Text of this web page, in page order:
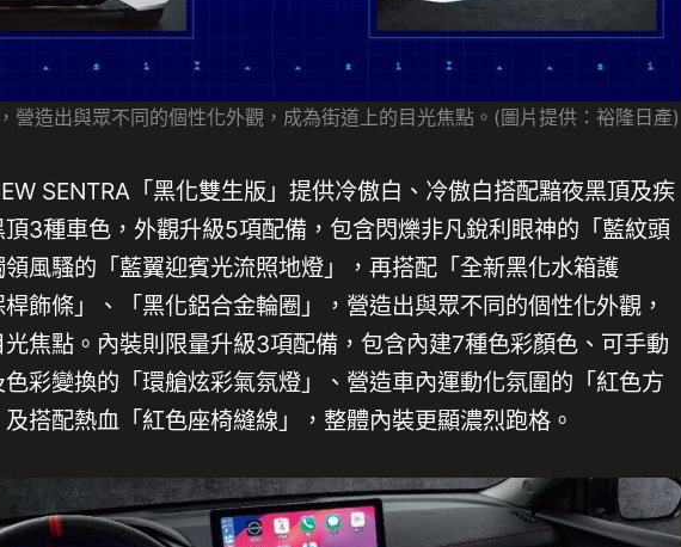
營造出與眾不同的個性化外觀，成為街道上的目光焦點。(圖片提供：裕隆日產)
SENTRA「黑化雙生版」提供冷傲白、冷傲白搭配黯夜黑頂及疾
3種車色，外觀升級5項配備，包含閃爍非凡銳利眼神的「藍紋頭
風騷的「藍翼迎賓光流照地燈」，再搭配「全新黑化水箱護
飾條」、「黑化鋁合金輪圈」，營造出與眾不同的個性化外觀，
焦點。內裝則限量升級3項配備，包含內建7種色彩顏色、可手動
彩變換的「環艙炫彩氣氛燈」、營造車內運動化氛圍的「紅色方
搭配熱血「紅色座椅縫線」，整體內裝更顯濃烈跑格。